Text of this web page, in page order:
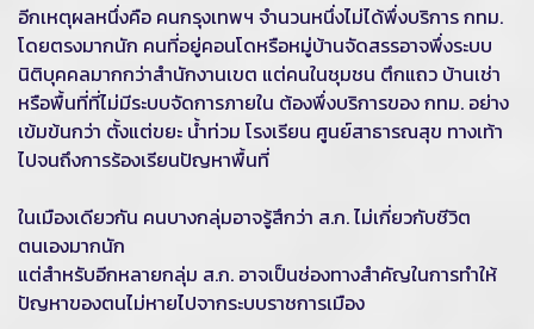
อีกเหตุผลหนึ่งคือ คนกรุงเทพฯ จำนวนหนึ่งไม่ได้พึ่งบริการ กทม.
โดยตรงมากนัก คนที่อยู่คอนโดหรือหมู่บ้านจัดสรรอาจพึ่งระบบ
นิติบุคคลมากกว่าสำนักงานเขต แต่คนในชุมชน ตึกแถว บ้านเช่า
หรือพื้นที่ที่ไม่มีระบบจัดการภายใน ต้องพึ่งบริการของ กทม. อย่าง
เข้มข้นกว่า ตั้งแต่ขยะ น้ำท่วม โรงเรียน ศูนย์สาธารณสุข ทางเท้า
ไปจนถึงการร้องเรียนปัญหาพื้นที่
ในเมืองเดียวกัน คนบางกลุ่มอาจรู้สึกว่า ส.ก. ไม่เกี่ยวกับชีวิต
ตนเองมากนัก
แต่สำหรับอีกหลายกลุ่ม ส.ก. อาจเป็นช่องทางสำคัญในการทำให้
ปัญหาของตนไม่หายไปจากระบบราชการเมือง